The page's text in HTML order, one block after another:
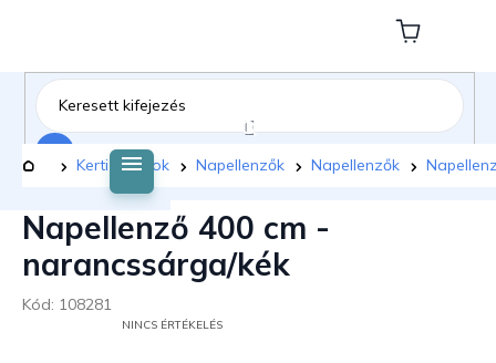
tartalomhoz
Kosár
Kezdőlap
Kerti bútorok Napellenzők Napellenzők
Napellenző 400 cm -
narancssárga/kék
Kód: 108281
NINCS ÉRTÉKELÉS